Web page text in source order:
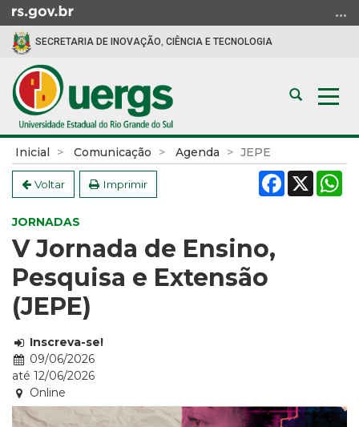
para
conteúdo
para
menu
para
busca
SECRETARIA DE INOVAÇÃO, CIÊNCIA E TECNOLOGIA
Abrir
busca
Início
do
conteúdo
Inicial Comunicação Agenda JEPE
Voltar Imprimir Facebook
X
JORNADAS
V Jornada de Ensino,
Pesquisa e Extensão
(JEPE)
Inscreva-se!
Data:
09/06/2026
até 12/06/2026
Online